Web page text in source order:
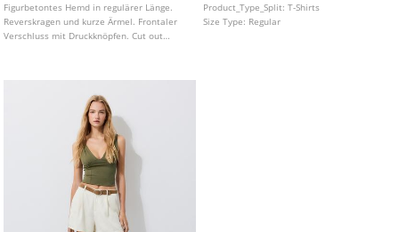
Figurbetontes Hemd in regulärer Länge.
Reverskragen und kurze Ärmel. Frontaler
Verschluss mit Druckknöpfen. Cut out
Product_Type_Split:T-Shirts
Size Type: Regular